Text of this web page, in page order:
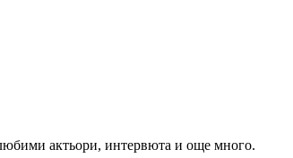
актьори, интервюта и още много.